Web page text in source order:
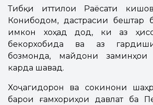
Тибқи иттилои Раёсати
Конибодом, дастрасии бештар
имкон хоҳад дод, ки аз
бекорхобида ва аз
бозмонда, майдони
карда шавад.
Хоҷагидорон ва сокинони
барои ғамхориҳои давлат ба